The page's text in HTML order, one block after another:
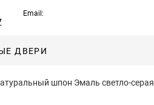
Email:
ДВЕРИ
шпон Эмаль светло-серая